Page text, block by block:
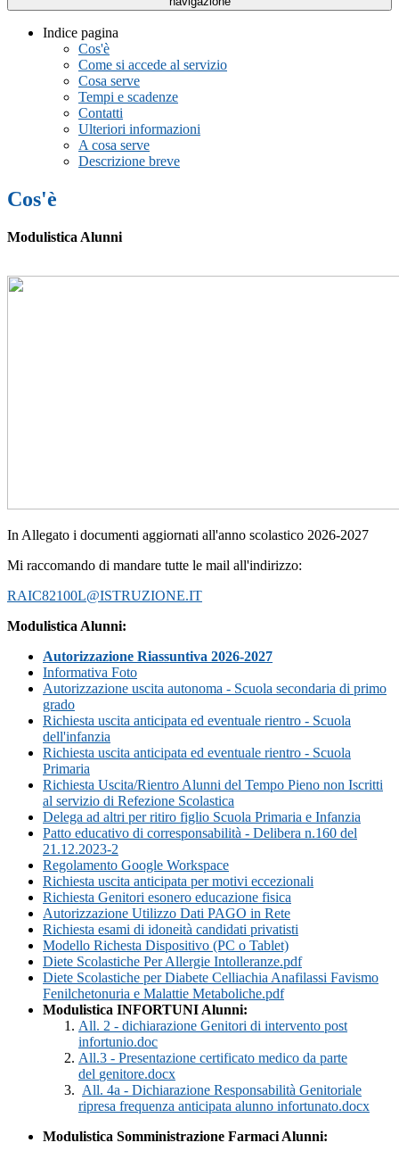
Indice pagina
Cos'è
Come si accede al servizio
Cosa serve
Tempi e scadenze
Contatti
Ulteriori informazioni
A cosa serve
Descrizione breve
Cos'è
Modulistica Alunni
In Allegato i documenti aggiornati all'anno scolastico 2026-2027
Mi raccomando di mandare tutte le mail all'indirizzo:
RAIC82100L@ISTRUZIONE.IT
Modulistica Alunni:
Autorizzazione Riassuntiva 2026-2027
Informativa Foto
Autorizzazione uscita autonoma - Scuola secondaria di primo
grado
Richiesta uscita anticipata ed eventuale rientro - Scuola
dell'infanzia
Richiesta uscita anticipata ed eventuale rientro - Scuola
Primaria
Richiesta Uscita/Rientro Alunni del Tempo Pieno non Iscritti
al servizio di Refezione Scolastica
Delega ad altri per ritiro figlio Scuola Primaria e Infanzia
Patto educativo di corresponsabilità - Delibera n.160 del
21.12.2023-2
Regolamento Google Workspace
Richiesta uscita anticipata per motivi eccezionali
Richiesta Genitori esonero educazione fisica
Autorizzazione Utilizzo Dati PAGO in Rete
Richiesta esami di idoneità candidati privatisti
Modello Richesta Dispositivo (PC o Tablet)
Diete Scolastiche Per Allergie Intolleranze.pdf
Diete Scolastiche per Diabete Celliachia Anafilassi Favismo
Fenilchetonuria e Malattie Metaboliche.pdf
Modulistica INFORTUNI Alunni:
All. 2 - dichiarazione Genitori di intervento post
infortunio.doc
All.3 - Presentazione certificato medico da parte
del genitore.docx
All. 4a - Dichiarazione Responsabilità Genitoriale
ripresa frequenza anticipata alunno infortunato.docx
Modulistica Somministrazione Farmaci Alunni: